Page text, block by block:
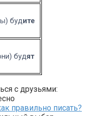
будите
будят
с друзьями:
правильно писать?